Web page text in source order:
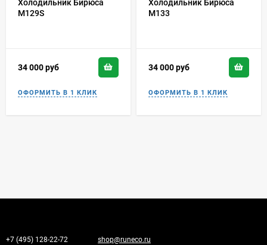
Холодильник Бирюса
M129S
34 000руб
Холодильник Бирюса
M133
34 000руб
+7 (495) 128-22-72 shop@runeco.ru